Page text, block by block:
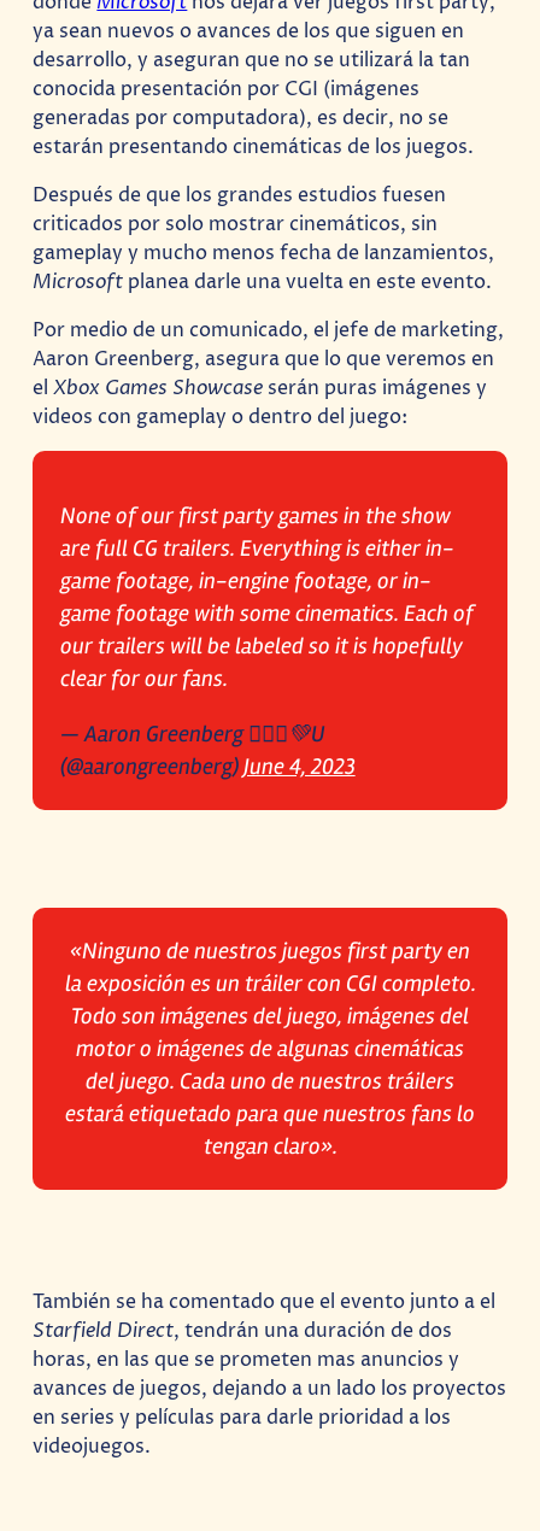
ya sean nuevos o avances de los que siguen en
desarrollo, y aseguran que no se utilizará la tan
conocida presentación por CGI (imágenes
generadas por computadora), es decir, no se
estarán presentando cinemáticas de los juegos.
Después de que los grandes estudios fuesen
criticados por solo mostrar cinemáticos, sin
gameplay y mucho menos fecha de lanzamientos,
Microsoft planea darle una vuelta en este evento.
Por medio de un comunicado, el jefe de marketing,
Aaron Greenberg, asegura que lo que veremos en
elXbox Games Showcase serán puras imágenes y
videos con gameplay o dentro del juego:
None of our first party games in the show
are full CG trailers. Everything is either in-
game footage, in-engine footage, or in-
game footage with some cinematics. Each of
our trailers will be labeled so it is hopefully
clear for our fans.
— Aaron Greenberg 🙅🏼‍♂️💚U
(@aarongreenberg)June 4, 2023
«Ninguno de nuestros juegos first party en
la exposición es un tráiler con CGI completo.
Todo son imágenes del juego, imágenes del
motor o imágenes de algunas cinemáticas
del juego. Cada uno de nuestros tráilers
estará etiquetado para que nuestros fans lo
tengan claro».
También se ha comentado que el evento junto a el
Starfield Direct, tendrán una duración de dos
horas, en las que se prometen mas anuncios y
avances de juegos, dejando a un lado los proyectos
en series y películas para darle prioridad a los
videojuegos.